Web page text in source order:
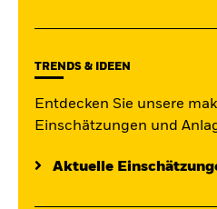
TRENDS & IDEEN
Entdecken Sie unsere
Einschätzungen und
Aktuelle